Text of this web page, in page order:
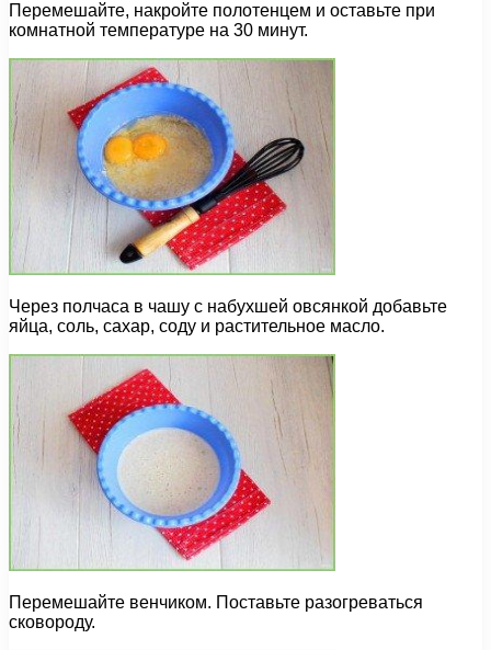
Перемешайте, накройте полотенцем и оставьте при
комнатной температуре на 30 минут.
Через полчаса в чашу с набухшей овсянкой добавьте
яйца, соль, сахар, соду и растительное масло.
Перемешайте венчиком. Поставьте разогреваться
сковороду.